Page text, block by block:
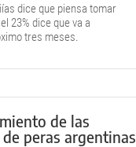
dice que piensa tomar
23% dice que va a
tres meses.
de las
peras argentinas